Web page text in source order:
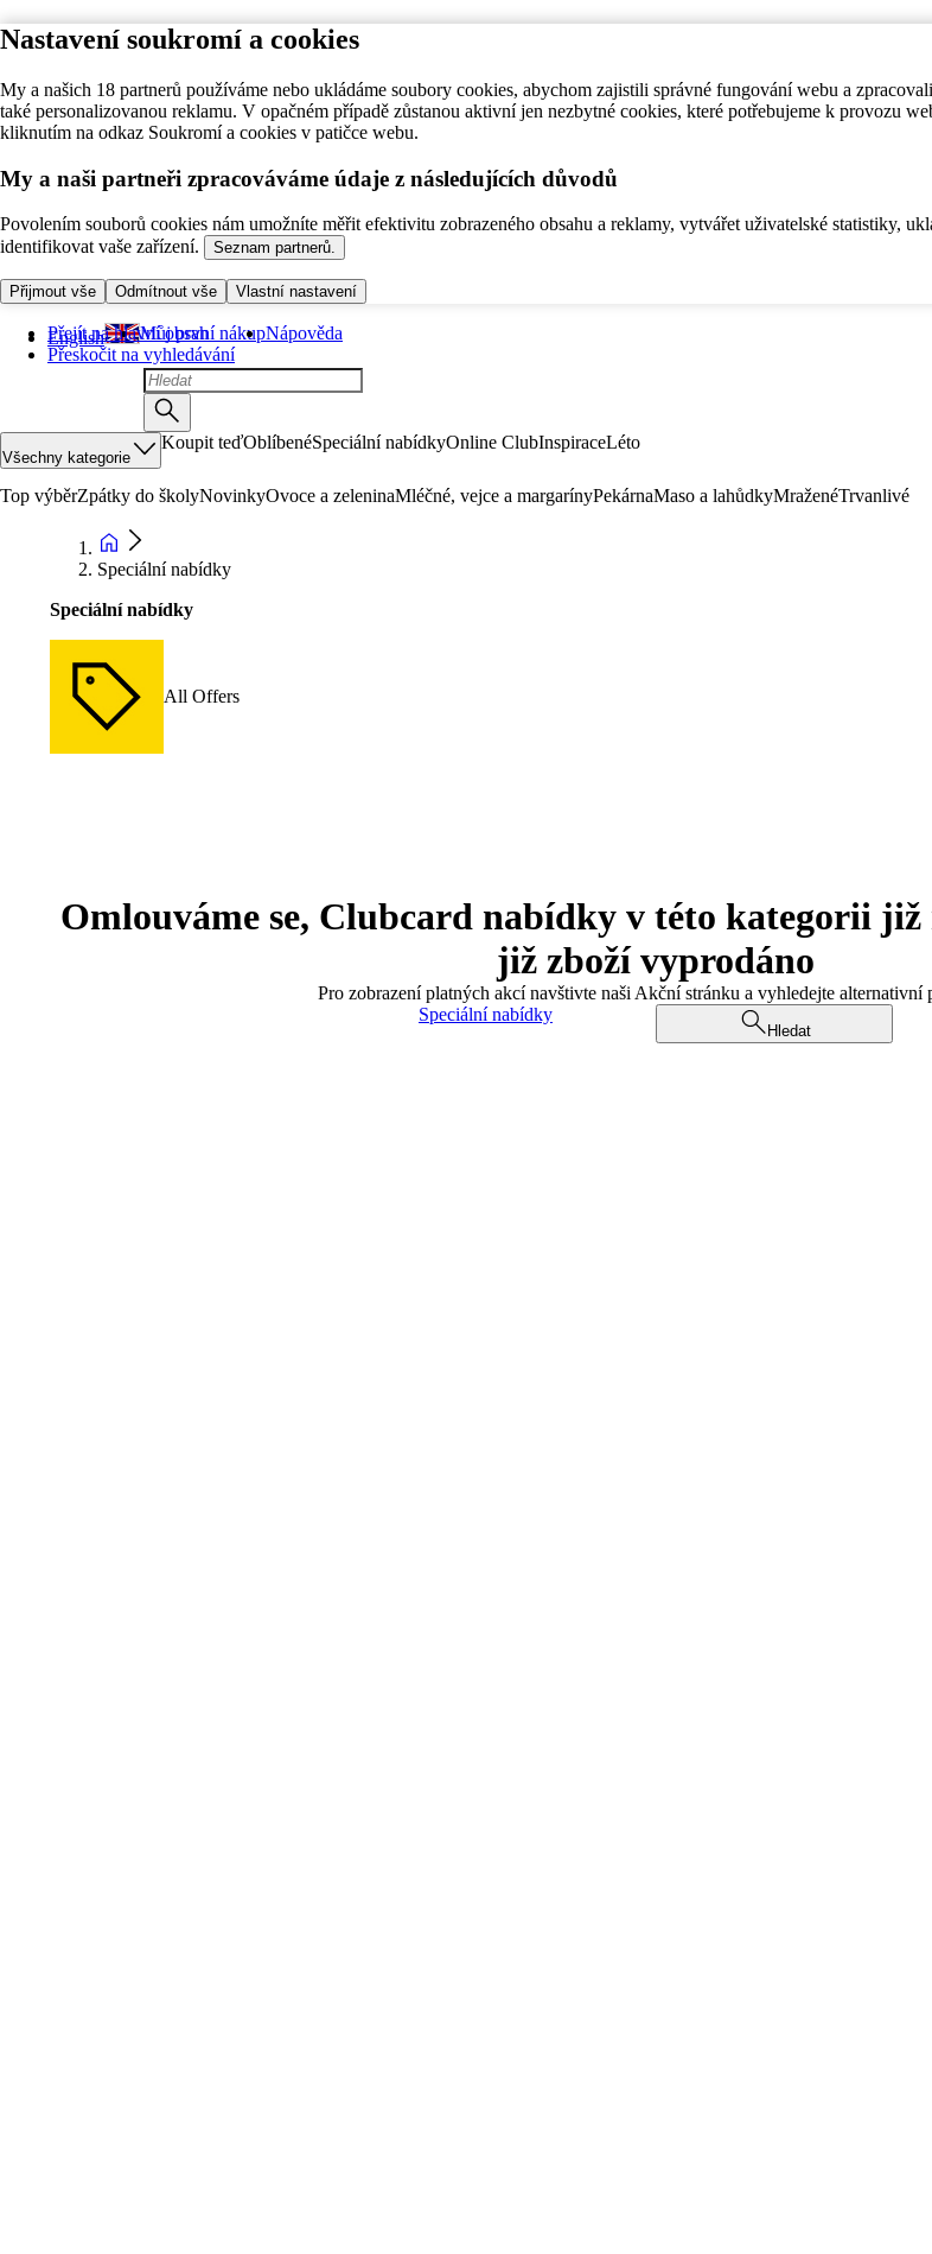
Nastavení soukromí a cookies
My a našich 18 partnerů používáme nebo ukládáme soubory cookies, abychom zajistili správné fungování webu a
také personalizovanou reklamu. V opačném případě zůstanou aktivní jen nezbytné cookies, které potřebujeme k provozu
kliknutím na odkaz Soukromí a cookies v patičce webu.
My a naši partneři zpracováváme údaje z následujících důvodů
Povolením souborů cookies nám umožníte měřit efektivitu zobrazeného obsahu a reklamy, vytvářet uživatelské statistiky,
identifikovat vaše zařízení.
Seznam partnerů.
Přijmout vše Odmítnout vše Vlastní nastavení
Přejít na hlavní obsah
Přeskočit na vyhledávání
English Můj první nákupNápověda
Všechny kategorie
Koupit teďOblíbenéSpeciální nabídkyOnline ClubInspiraceLéto
Top výběrZpátky do školyNovinkyOvoce a zeleninaMléčné, vejce a margarínyPekárnaMaso a lahůdkyMraženéTrvanlivé
Speciální nabídky
Speciální nabídky
All Offers
Omlouváme se, Clubcard nabídky v této kategorii
již zboží vyprodáno
Pro zobrazení platných akcí navštivte naši Akční stránku a vyhledejte alternativní
Speciální nabídky
Hledat